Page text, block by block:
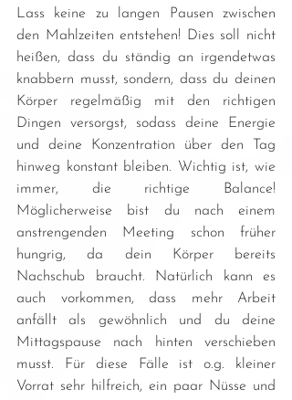
Lass keine zu langen Pausen zwischen
den Mahlzeiten entstehen! Dies soll nicht
heißen, dass du ständig an irgendetwas
knabbern musst, sondern, dass du deinen
Körper regelmäßig mit den richtigen
Dingen versorgst, sodass deine Energie
und deine Konzentration über den Tag
hinweg konstant bleiben. Wichtig ist, wie
immer, die richtige Balance!
Möglicherweise bist du nach einem
anstrengenden Meeting schon früher
hungrig, da dein Körper bereits
Nachschub braucht. Natürlich kann es
auch vorkommen, dass mehr Arbeit
anfällt als gewöhnlich und du deine
Mittagspause nach hinten verschieben
musst. Für diese Fälle ist o.g. kleiner
Vorrat sehr hilfreich, ein paar Nüsse und